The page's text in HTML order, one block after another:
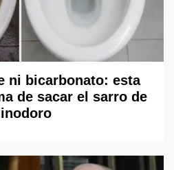
ni bicarbonato: esta
de sacar el sarro de